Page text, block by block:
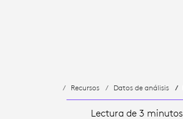
Recursos Datos de análisis
Lectura de 3 minutos